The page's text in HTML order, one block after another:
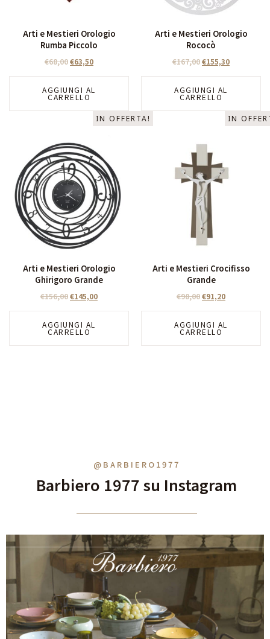
Arti e Mestieri Orologio
Rumba Piccolo
€68,00€63,50
AGGIUNGI AL
CARRELLO
Arti e Mestieri Orologio
Rococò
€167,00€155,30
AGGIUNGI AL
CARRELLO
IN OFFERTA!
Arti e Mestieri Orologio
Ghirigoro Grande
€156,00€145,00
AGGIUNGI AL
CARRELLO
IN
Arti e Mestieri Crocifisso
Grande
€98,00€91,20
AGGIUNGI AL
CARRELLO
@BARBIERO1977
Barbiero 1977 su Instagram